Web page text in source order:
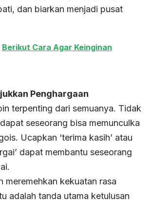
dan biarkan menjadi pusat
Berikut Cara Agar Keinginan
Penghargaan
terpenting dari semuanya. Tidak
seseorang bisa memunculka
Ucapkan ‘terima kasih’ atau
dapat membantu seseorang
meremehkan kekuatan rasa
adalah tanda utama ketulusan